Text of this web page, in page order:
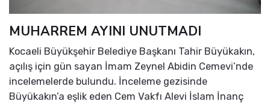
MUHARREM AYINI UNUTMADI
Kocaeli Büyükşehir Belediye Başkanı Tahir Büyükakın,
açılış için gün sayan İmam Zeynel Abidin Cemevi’nde
incelemelerde bulundu. İnceleme gezisinde
Büyükakın’a eşlik eden Cem Vakfı Alevi İslam İnanç